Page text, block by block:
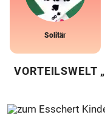
Solitär
VORTEILSWELT